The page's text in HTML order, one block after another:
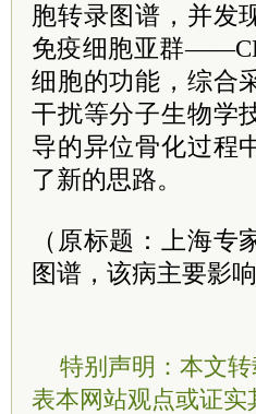
胞转录图谱，并发
免疫细胞亚群
细胞的功能，综合
干扰等分子生物学
导的异位骨化过程
了新的思路。
（原标题：上海
图谱，该病主要影响
特别声明：本文
表本网站观点或证